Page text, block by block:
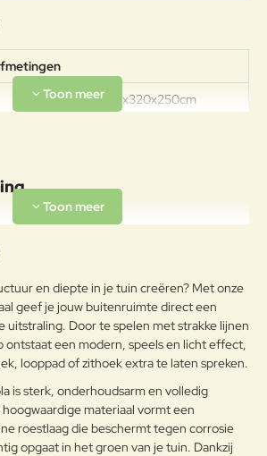
Afmeting: 320x320x250cm
Gewicht: 205kg Dikte cortenstaal:
code wordt niet vertaald!
Goed
en diepte in je tuin creëren? Met onze
geef je jouw buitenruimte direct een
uitstraling. Door te spelen met strakke lijnen
ontstaat een modern, speels en licht effect,
looppad of zithoek extra te laten spreken.
is sterk, onderhoudsarm en volledig
materiaal vormt een
roestlaag die beschermt tegen corrosie
opgaat in het groen van je tuin. Dankzij